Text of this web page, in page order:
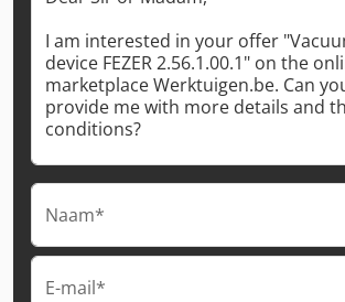
Naam*
E-mail*